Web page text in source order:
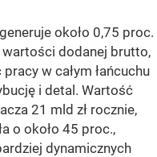
około 0,75 proc.
wartości dodanej brutto,
w całym łańcuchu
i detal. Wartość
21 mld zł rocznie,
o około 45 proc.,
dynamicznych